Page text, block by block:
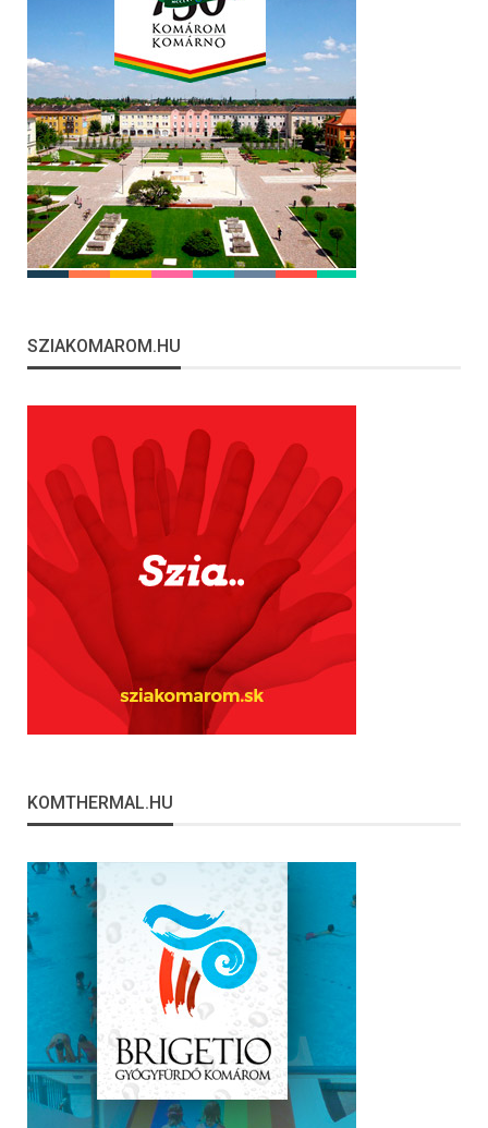
SZIAKOMAROM.HU
KOMTHERMAL.HU